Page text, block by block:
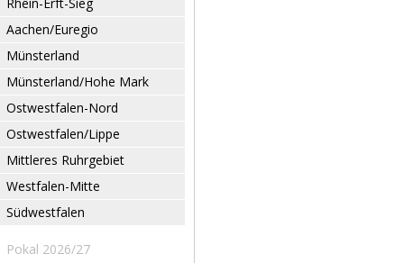
Aachen/Euregio
Münsterland
Münsterland/Hohe Mark
Ostwestfalen-Nord
Ostwestfalen/Lippe
Mittleres Ruhrgebiet
Westfalen-Mitte
Südwestfalen
Pokal 2026/27